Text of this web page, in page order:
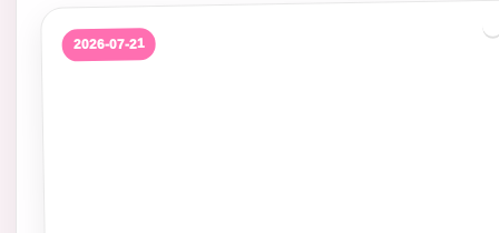
2026-07-21